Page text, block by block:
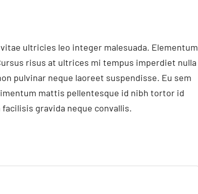
ultricies leo integer malesuada. Elementum
risus at ultrices mi tempus imperdiet nulla
pulvinar neque laoreet suspendisse. Eu sem
mattis pellentesque id nibh tortor id
gravida neque convallis.